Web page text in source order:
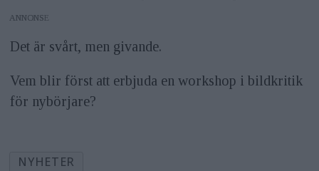
ANNONS
Det är svårt, men givande.
Vem blir först att erbjuda en workshop i bildkritik
för nybörjare?
NYHETER